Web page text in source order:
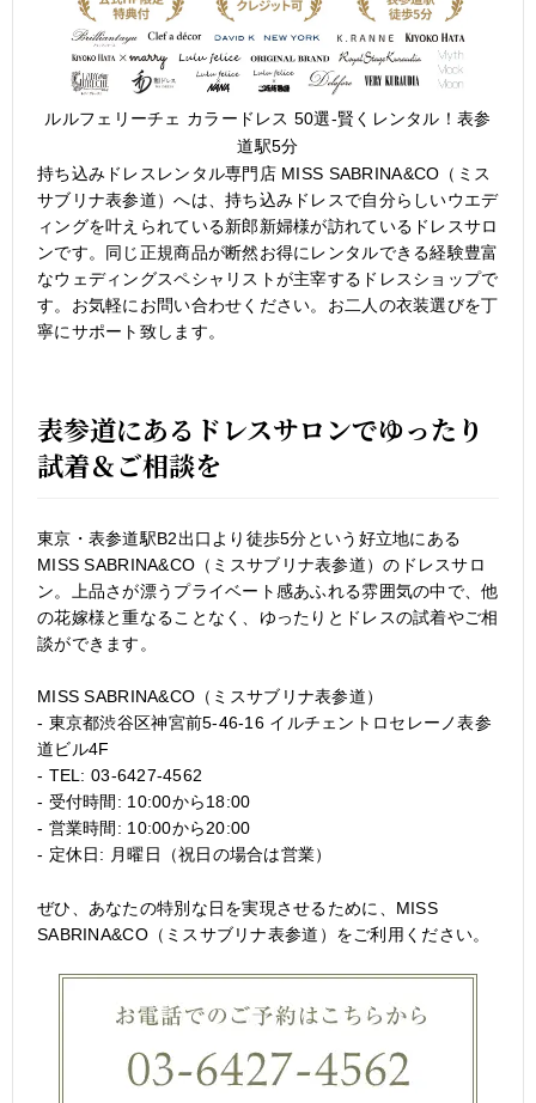
ルルフェリーチェ カラードレス 50選-賢くレンタル！表参
道駅5分
持ち込みドレスレンタル専門店 MISS SABRINA&CO（ミス
サブリナ表参道）へは、持ち込みドレスで自分らしいウエデ
ィングを叶えられている新郎新婦様が訪れているドレスサロ
ンです。同じ正規商品が断然お得にレンタルできる経験豊富
なウェディングスペシャリストが主宰するドレスショップで
す。お気軽にお問い合わせください。お二人の衣装選びを丁
寧にサポート致します。
表参道にあるドレスサロンでゆったり
試着＆ご相談を
東京・表参道駅B2出口より徒歩5分という好立地にある
MISS SABRINA&CO（ミスサブリナ表参道）のドレスサロ
ン。上品さが漂うプライベート感あふれる雰囲気の中で、他
の花嫁様と重なることなく、ゆったりとドレスの試着やご相
談ができます。
MISS SABRINA&CO（ミスサブリナ表参道）
- 東京都渋谷区神宮前5-46-16 イルチェントロセレーノ表参
道ビル4F
- TEL: 03-6427-4562
- 受付時間: 10:00から18:00
- 営業時間: 10:00から20:00
- 定休日: 月曜日（祝日の場合は営業）
ぜひ、あなたの特別な日を実現させるために、MISS
SABRINA&CO（ミスサブリナ表参道）をご利用ください。